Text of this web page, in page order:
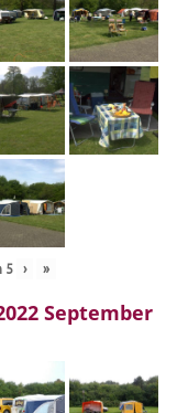
5 › »
September